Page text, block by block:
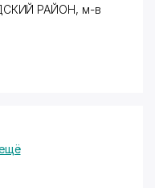
РАЙОН, м-в